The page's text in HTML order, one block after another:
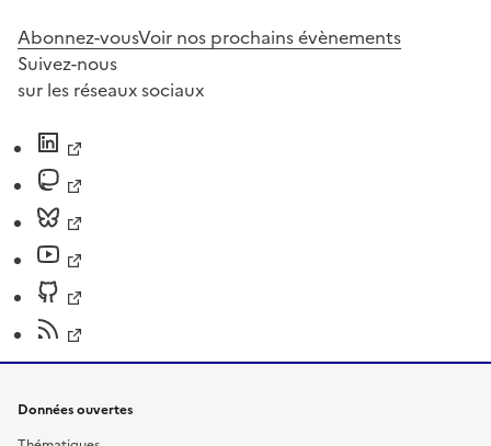
Abonnez-vousVoir nos prochains évènements
Suivez-nous
sur les réseaux sociaux
Données ouvertes